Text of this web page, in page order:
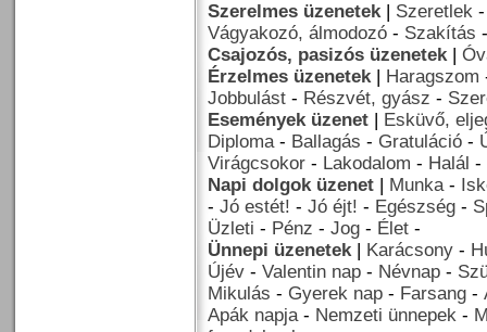
Szerelmes üzenetek| Szeretlek
Vágyakozó, álmodozó - Szakítás
Csajozós, pasizós üzenetek|
Érzelmes üzenetek| Haragszom
Jobbulást - Részvét, gyász -
Események üzenet | Esküvő,
Diploma- Ballagás - Gratuláció -
Virágcsokor - Lakodalom - Halál -
Napi dolgok üzenet | Munka-
- Jó estét! - Jó éjt! - Egészség -
Üzleti - Pénz - Jog - Élet -
Ünnepi üzenetek| Karácsony -
Újév - Valentin nap - Névnap -
Mikulás - Gyerek nap - Farsang -
Apák napja- Nemzeti ünnepek -